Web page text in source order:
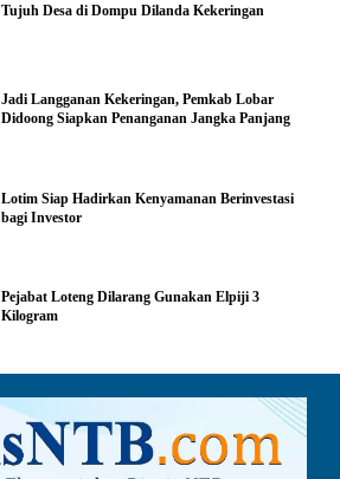
Tujuh Desa di Dompu Dilanda Kekeringan
Jadi Langganan Kekeringan, Pemkab Lobar
Didoong Siapkan Penanganan Jangka Panjang
Lotim Siap Hadirkan Kenyamanan Berinvestasi
bagi Investor
Pejabat Loteng Dilarang Gunakan Elpiji 3
Kilogram